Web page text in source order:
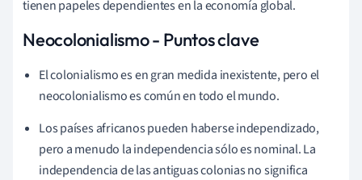
tienen papeles dependientes en la economía global.
Neocolonialismo - Puntos clave
El colonialismo es en gran medida inexistente, pero el
neocolonialismo es común en todo el mundo.
Los países africanos pueden haberse independizado,
pero a menudo la independencia sólo es nominal. La
independencia de las antiguas colonias no significa